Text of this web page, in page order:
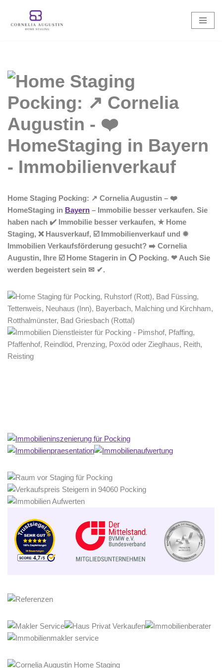
Zum
Home Staging Pocking: ↗️ Cornelia Augustin – ❤️
HomeStaging in Bayern – Immobilie besser verkaufen. Sie
haben nach ✔️ Immobilie besser verkaufen, ★ Home
Staging, ❌ Hausverkauf, ☑️ Immobilienverkauf und ✹
Immobilien Verkaufsförderung gesucht? ➡️ Cornelia
Augustin, Ihre ☑️ Home Stagerin in ⭕ Pocking. ❤ Auch Sie
werden begeistert sein ✉ ✔.